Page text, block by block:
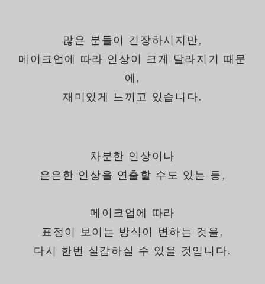
많은 분들이 긴장하시지만,
메이크업에 따라 인상이 크게 달라지기 때문
에,
재미있게 느끼고 있습니다.
차분한 인상이나
은은한 인상을 연출할 수도 있는 등,
메이크업에 따라
표정이 보이는 방식이 변하는 것을,
다시 한번 실감하실 수 있을 것입니다.